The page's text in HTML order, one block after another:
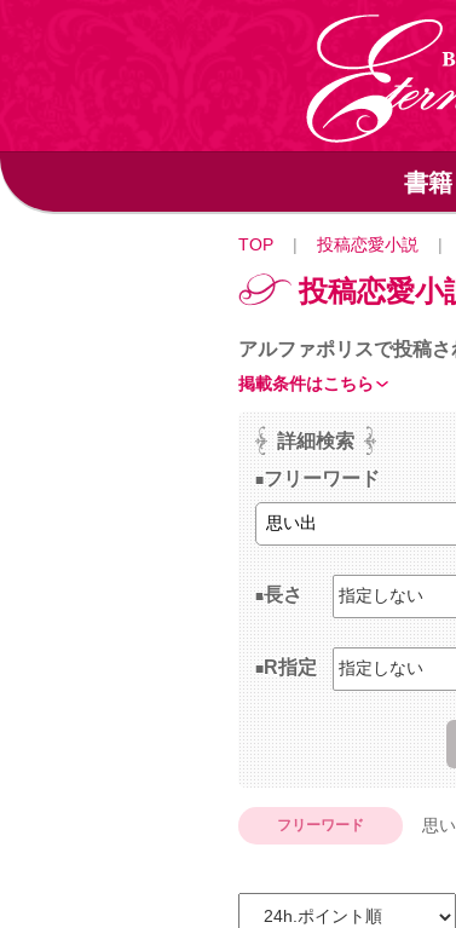
書籍
TOP | 投稿恋愛小説 |
投稿恋愛小
アルファポリスで投稿
掲載条件はこちら
詳細検索
フリーワード
長さ
R指定
フリーワード 思